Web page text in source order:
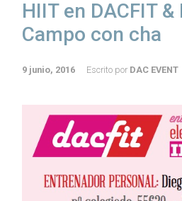
HIIT en DACFIT
Campo con cha
9 junio, 2016 Escrito por DAC EVENT